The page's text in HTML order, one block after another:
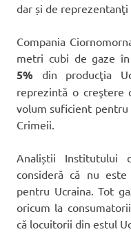
dar și de reprezentanţi
Compania
metri cubi de gaze
5% din producţia
reprezintă o creştere
volum suficient pentru
Crimeii.
Analiștii Institutului
consideră că nu
pentru Ucraina. Tot
oricum la
că locuitorii din estul